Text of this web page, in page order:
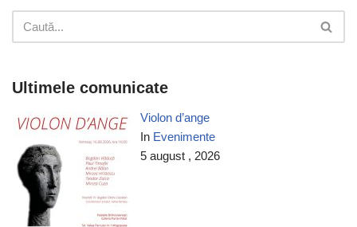
Ultimele comunicate
Violon d’ange
In Evenimente
5 august , 2026